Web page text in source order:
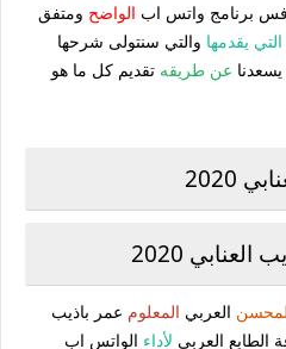
الواضح ومتفق
التي يقدمها والتي سنتولى شرحها
عن طريقه تقديم كل ما هو
2020
2020
العربي المعلوم عمر باذيب
الطابع العربي لأداء الواتس اب